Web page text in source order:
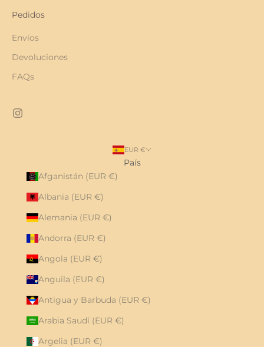
Pedidos
Envíos
Devoluciones
FAQs
EUR €
País
Afganistán (EUR €)
Albania (EUR €)
Alemania (EUR €)
Andorra (EUR €)
Angola (EUR €)
Anguila (EUR €)
Antigua y Barbuda (EUR €)
Arabia Saudí (EUR €)
Argelia (EUR €)